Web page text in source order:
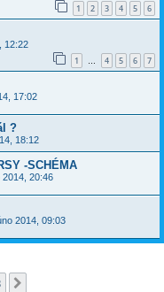
1 2 3 4 5 6
12:22
1 … 4 5 6 7
17:02
?
18:12
-SCHÉMA
2014, 20:46
2014, 09:03